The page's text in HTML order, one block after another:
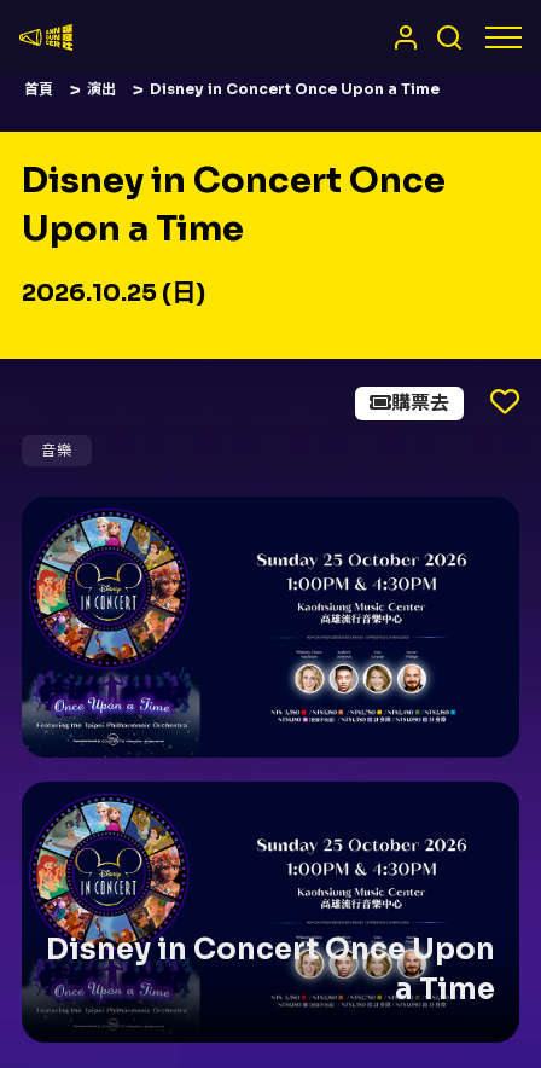
首頁 演出 Disney in Concert Once Upon a Time
Disney in Concert Once
Upon a Time
2026.10.25 (日)
音樂
購票去
Disney in Concert Once Upon
a Time